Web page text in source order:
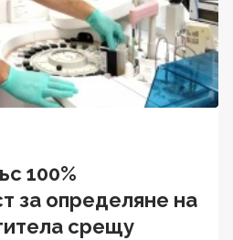
100%
за определяне на
срещу